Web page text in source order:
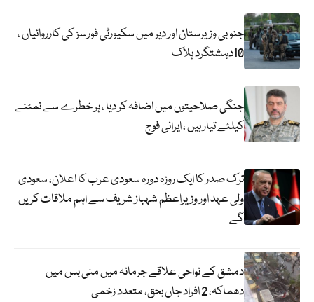
جنوبی وزیرستان اور دیر میں سکیورٹی فورسز کی کارروائیاں ،
10دہشتگرد ہلاک
جنگی صلاحیتوں میں اضافہ کر دیا ، ہر خطرے سے نمٹنے
کیلئے تیار ہیں ، ایرانی فوج
ترک صدر کا ایک روزہ دورہ سعودی عرب کا اعلان، سعودی
ولی عہد اور وزیراعظم شہباز شریف سے اہم ملاقات کریں
گے
دمشق کے نواحی علاقے جرمانہ میں منی بس میں
دھماکہ، 2 افراد جاں بحق، متعدد زخمی